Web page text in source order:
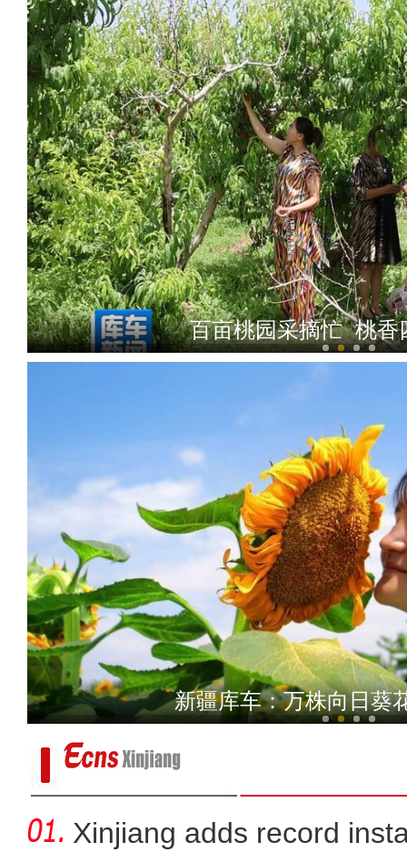
百亩桃园采摘忙 桃香
爱心企业捐资助学 圆梦
新疆库车：万株向日葵
Xinjiang adds record